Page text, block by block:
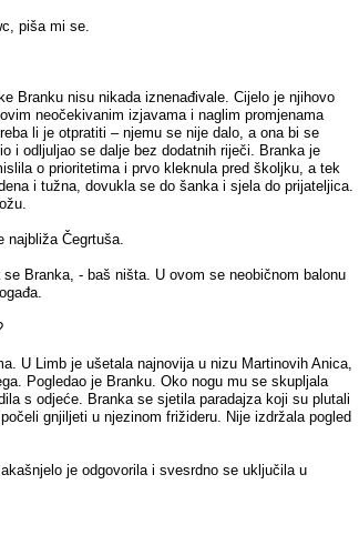
piša mi se.
Branku nisu nikada iznenađivale. Cijelo je njihovo
neočekivanim izjavama i naglim promjenama
li je otpratiti – njemu se nije dalo, a ona bi se
i odljuljao se dalje bez dodatnih riječi. Branka je
o prioritetima i prvo kleknula pred školjku, a tek
i tužna, dovukla se do šanka i sjela do prijateljica.
najbliža Čegrtuša.
Branka, - baš ništa. U ovom se neobičnom balonu
U Limb je ušetala najnovija u nizu Martinovih Anica,
Pogledao je Branku. Oko nogu mu se skupljala
s odjeće. Branka se sjetila paradajza koji su plutali
gnjiljeti u njezinom frižideru. Nije izdržala pogled
je odgovorila i svesrdno se uključila u